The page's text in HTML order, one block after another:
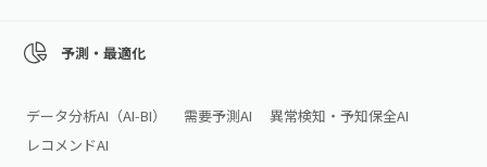
予測・最適化
データ分析AI（AI‑BI） 需要予測AI
異常検知・予知保全AI
レコメンドAI